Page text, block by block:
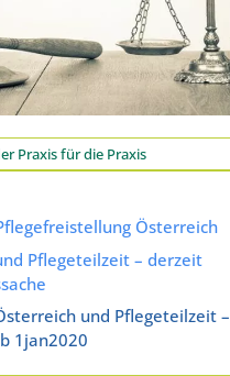
Praxis für die Praxis
Österreich
Pflegeteilzeit – derzeit
und Pflegeteilzeit –
1jan2020